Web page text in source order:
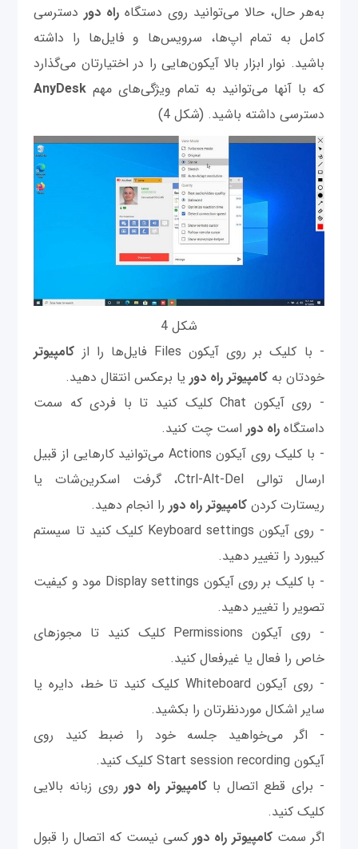
به‌هر حال، حالا می‌توانید روی دستگاه راه دوردسترسی
کامل به تمام اپ‌ها، سرویس‌ها و فایل‌ها را داشته
باشید. نوار ابزار بالا آیکون‌هایی را در اختیارتان می‌گذارد
که با آنها می‌توانید به تمام ویژگی‌های مهم AnyDesk
دسترسی داشته باشید. (شکل 4)
شکل 4
- با کلیک بر روی آیکون Files فایل‌ها را از
کامپیوتر
خودتان بهکامپیوتر راه دور یا برعکس انتقال دهید.
- روی آیکون Chat کلیک کنید تا با فردی که سمت
داستگاهراه دور است چت کنید.
- با کلیک روی آیکون Actions می‌توانید کارهایی از قبیل
ارسال توالی Ctrl-Alt-Del، گرفت اسکرین‌شات یا
ریستارت کردنکامپیوتر راه دور را انجام دهید.
- روی آیکون Keyboard settings کلیک کنید تا سیستم
کیبورد را تغییر دهید.
- با کلیک بر روی آیکون Display settings مود و کیفیت
تصویر را تغییر دهید.
- روی آیکون Permissions کلیک کنید تا مجوزهای
خاص را فعال یا غیرفعال کنید.
- روی آیکون Whiteboard کلیک کنید تا خط، دایره یا
سایر اشکال موردنظرتان را بکشید.
- اگر می‌خواهید جلسه خود را ضبط کنید روی
آیکون Start session recording کلیک کنید.
- برای قطع اتصال باکامپیوتر راه دورروی زبانه بالایی
کلیک کنید.
اگر سمتکامپیوتر راه دورکسی نیست که اتصال را قبول